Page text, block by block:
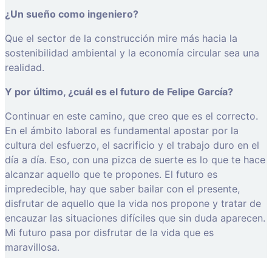
¿Un sueño como ingeniero?
Que el sector de la construcción mire más hacia la
sostenibilidad ambiental y la economía circular sea una
realidad.
Y por último, ¿cuál es el futuro de Felipe García?
Continuar en este camino, que creo que es el correcto.
En el ámbito laboral es fundamental apostar por la
cultura del esfuerzo, el sacrificio y el trabajo duro en el
día a día. Eso, con una pizca de suerte es lo que te hace
alcanzar aquello que te propones. El futuro es
impredecible, hay que saber bailar con el presente,
disfrutar de aquello que la vida nos propone y tratar de
encauzar las situaciones difíciles que sin duda aparecen.
Mi futuro pasa por disfrutar de la vida que es
maravillosa.